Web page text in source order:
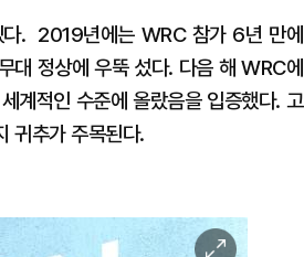
다. 2019년에는 WRC 참가 6년 만에
대 정상에 우뚝 섰다. 다음 해 WRC에
계적인 수준에 올랐음을 입증했다. 고
귀추가 주목된다.
이